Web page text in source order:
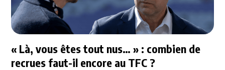
« Là, vous êtes tout nus… » : combien de
recrues faut-il encore au TFC ?